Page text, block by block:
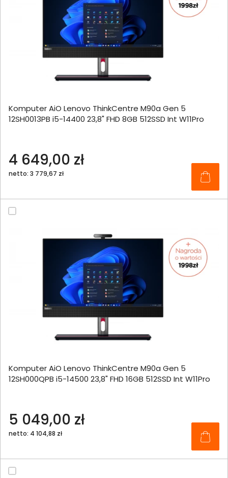
Komputer AiO Lenovo ThinkCentre M90a Gen 5
12SH0013PB i5-14400 23,8" FHD 8GB 512SSD Int W11Pro
4 649,00 zł
netto: 3 779,67 zł
Komputer AiO Lenovo ThinkCentre M90a Gen 5
12SH000QPB i5-14500 23,8" FHD 16GB 512SSD Int W11Pro
5 049,00 zł
netto: 4 104,88 zł